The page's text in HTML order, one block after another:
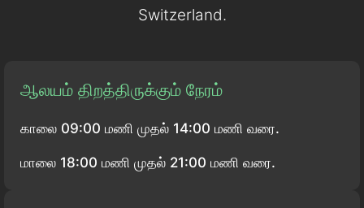
Switzerland.
ஆலயம் திறத்திருக்கும் நேரம்
காலை 09:00 மணி முதல் 14:00 மணி வரை.
மாலை 18:00 மணி முதல் 21:00 மணி வரை.